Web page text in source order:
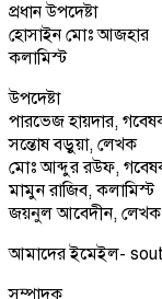
প্রধান উপদেষ্টা
হোসাইন মোঃ আজহার
কলামিস্ট
উপদেষ্টা
পারভেজ হায়দার,
সন্তোষ বড়ুয়া, লেখক
মোঃ আব্দুর রউফ,
মামুন রাজিব, কলামিস্ট
জয়নুল আবেদীন, লেখক
আমাদের ইমেইল-